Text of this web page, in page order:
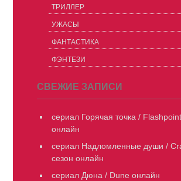
ТРИЛЛЕР
УЖАСЫ
ФАНТАСТИКА
ФЭНТЕЗИ
СВЕЖИЕ ЗАПИСИ
сериал Горячая точка /
онлайн
сериал Надломленные души /
сезон онлайн
сериал Дюна / Dune онлайн